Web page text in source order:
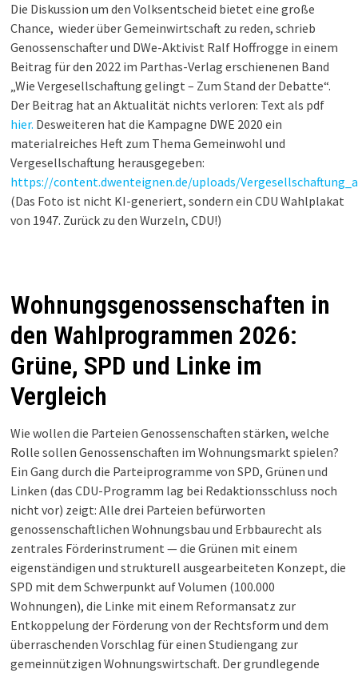
Die Diskussion um den Volksentscheid bietet eine große
Chance, wieder über Gemeinwirtschaft zu reden, schrieb
Genossenschafter und DWe-Aktivist Ralf Hoffrogge in einem
Beitrag für den 2022 im Parthas-Verlag erschienenen Band
„Wie Vergesellschaftung gelingt – Zum Stand der Debatte“.
Der Beitrag hat an Aktualität nichts verloren: Text als pdf
hier. Desweiteren hat die Kampagne DWE 2020 ein
materialreiches Heft zum Thema Gemeinwohl und
Vergesellschaftung herausgegeben:
https://content.dwenteignen.de/uploads/
(Das Foto ist nicht KI-generiert, sondern ein CDU Wahlplakat
von 1947. Zurück zu den Wurzeln, CDU!)
Wohnungsgenossenschaften in
den Wahlprogrammen 2026:
Grüne, SPD und Linke im
Vergleich
Wie wollen die Parteien Genossenschaften stärken, welche
Rolle sollen Genossenschaften im Wohnungsmarkt spielen?
Ein Gang durch die Parteiprogramme von SPD, Grünen und
Linken (das CDU-Programm lag bei Redaktionsschluss noch
nicht vor) zeigt: Alle drei Parteien befürworten
genossenschaftlichen Wohnungsbau und Erbbaurecht als
zentrales Förderinstrument — die Grünen mit einem
eigenständigen und strukturell ausgearbeiteten Konzept, die
SPD mit dem Schwerpunkt auf Volumen (100.000
Wohnungen), die Linke mit einem Reformansatz zur
Entkoppelung der Förderung von der Rechtsform und dem
überraschenden Vorschlag für einen Studiengang zur
gemeinnützigen Wohnungswirtschaft. Der grundlegende